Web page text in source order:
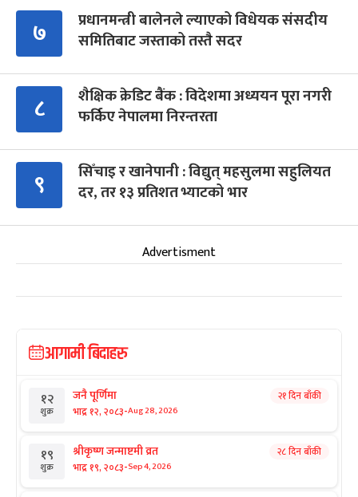
७
प्रधानमन्त्री बालेनले ल्याएको विधेयक संसदीय
समितिबाट जस्ताको तस्तै सदर
८
शैक्षिक क्रेडिट बैंक : विदेशमा अध्ययन पूरा नगरी
फर्किए नेपालमा निरन्तरता
९
सिँचाइ र खानेपानी : विद्युत् महसुलमा सहुलियत
दर, तर १३ प्रतिशत भ्याटको भार
Advertisment
आगामी बिदाहरु
१२
शुक्र
जनै पूर्णिमा
भाद्र १२, २०८३-Aug 28, 2026
२१ दिन बाँकी
१९
शुक्र
श्रीकृष्ण जन्माष्टमी व्रत
भाद्र १९, २०८३-Sep 4, 2026
२८ दिन बाँकी